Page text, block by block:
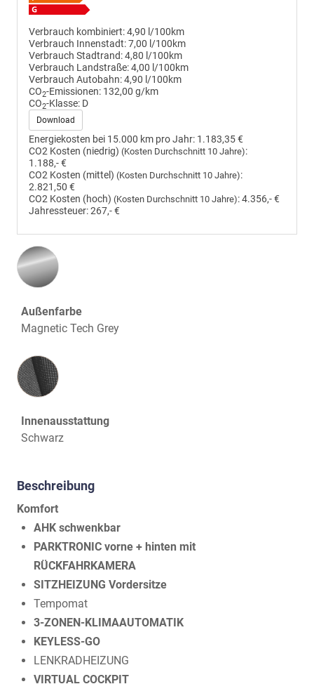
Verbrauch kombiniert:4,90 l/100km
Verbrauch Innenstadt:7,00 l/100km
Verbrauch Stadtrand:4,80 l/100km
Verbrauch Landstraße:4,00 l/100km
Verbrauch Autobahn:4,90 l/100km
CO2-Emissionen: 132,00 g/km
CO2-Klasse: D
Download
Energiekosten bei 15.000 km pro Jahr: 1.183,35 €
CO2 Kosten (niedrig) (Kosten Durchschnitt 10 Jahre):
1.188,- €
CO2 Kosten (mittel) (Kosten Durchschnitt 10 Jahre):
2.821,50 €
CO2 Kosten (hoch) (Kosten Durchschnitt 10 Jahre):4.356,- €
Jahressteuer:267,- €
Außenfarbe
Magnetic Tech Grey
Innenausstattung
Innenausstattung
Schwarz
Beschreibung
Komfort
AHK schwenkbar
PARKTRONIC vorne + hinten mit
RÜCKFAHRKAMERA
SITZHEIZUNG Vordersitze
Tempomat
3-ZONEN-KLIMAAUTOMATIK
KEYLESS-GO
LENKRADHEIZUNG
VIRTUAL COCKPIT